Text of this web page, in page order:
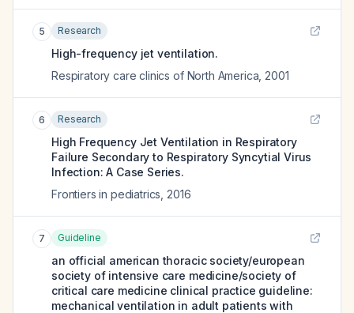
5 Research
High-frequency jet ventilation.
Respiratory care clinics of North America 2001
6 Research
High Frequency Jet Ventilation in Respiratory
Failure Secondary to Respiratory Syncytial Virus
Infection: A Case Series.
Frontiers in pediatrics 2016
7 Guideline
an official american thoracic society/european
society of intensive care medicine/society of
critical care medicine clinical practice guideline:
mechanical ventilation in adult patients with